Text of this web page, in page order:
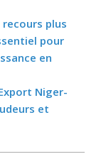
recours plus
pour
en
Niger-
et